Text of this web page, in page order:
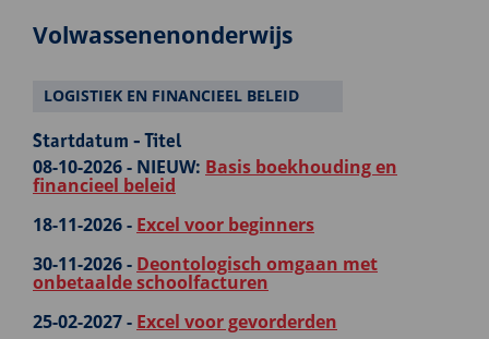
Volwassenenonderwijs
LOGISTIEK EN FINANCIEEL BELEID
Startdatum - Titel
08-10-2026 - NIEUW: Basis boekhouding en
financieel beleid
18-11-2026 - Excel voor beginners
30-11-2026 - Deontologisch omgaan met
onbetaalde schoolfacturen
25-02-2027 - Excel voor gevorderden